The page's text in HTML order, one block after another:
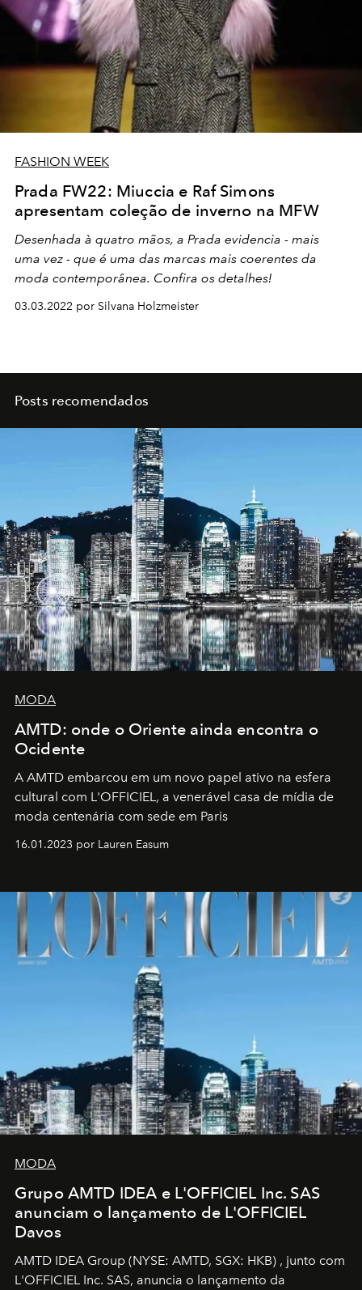
FASHION WEEK
Prada FW22: Miuccia e Raf Simons
apresentam coleção de inverno na MFW
Desenhada à quatro mãos, a Prada evidencia - mais
uma vez - que é uma das marcas mais coerentes da
moda contemporânea. Confira os detalhes!
03.03.2022 por Silvana Holzmeister
Posts recomendados
MODA
AMTD: onde o Oriente ainda encontra o
Ocidente
A AMTD embarcou em um novo papel ativo na esfera
cultural com L'OFFICIEL, a venerável casa de mídia de
moda centenária com sede em Paris
16.01.2023 por Lauren Easum
MODA
Grupo AMTD IDEA e L'OFFICIEL Inc. SAS
anunciam o lançamento de L'OFFICIEL
Davos
AMTD IDEA Group (NYSE: AMTD, SGX: HKB) , junto com
L'OFFICIEL Inc. SAS, anuncia o lançamento da